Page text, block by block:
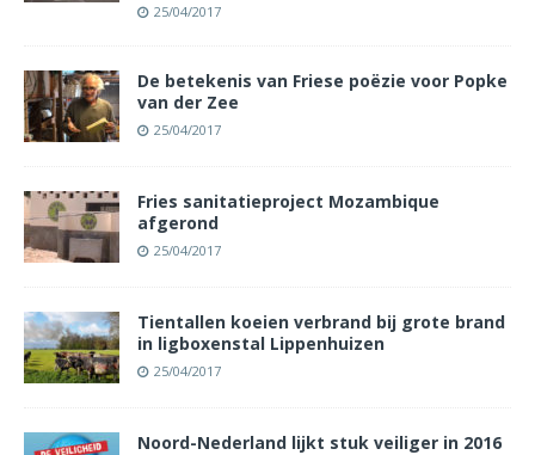
25/04/2017
De betekenis van Friese poëzie voor Popke
van der Zee
25/04/2017
Fries sanitatieproject Mozambique
afgerond
25/04/2017
Tientallen koeien verbrand bij grote brand
in ligboxenstal Lippenhuizen
25/04/2017
Noord-Nederland lijkt stuk veiliger in 2016